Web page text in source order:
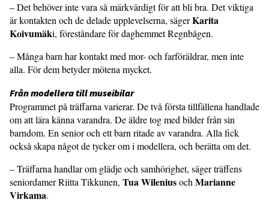
– Det behöver inte vara så märkvärdigt för att bli bra. Det viktiga
är kontakten och de delade upplevelserna, sägerKarita
Koivumäki, föreståndare för daghemmet Regnbågen.
– Många barn har kontakt med mor- och farföräldrar, men inte
alla. För dem betyder mötena mycket.
Från modellera till museibilar
Programmet på träffarna varierar. De två första tillfällena handlade
om att lära känna varandra. De äldre tog med bilder från sin
barndom. En senior och ett barn ritade av varandra. Alla fick
också skapa något de tycker om i modellera, och berätta om det.
– Träffarna handlar om glädje och samhörighet, säger träffens
seniordamer Riitta Tikkunen, Tua Wileniusoch Marianne
Virkama.